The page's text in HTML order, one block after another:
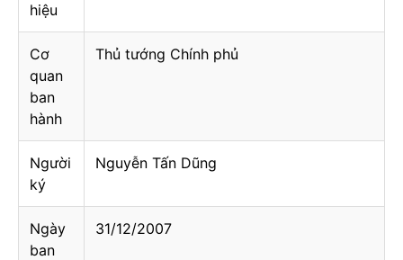
hiệu
Cơ
quan
ban
hành
Thủ tướng Chính phủ
Người
ký
Nguyễn Tấn Dũng
Ngày
ban
31/12/2007